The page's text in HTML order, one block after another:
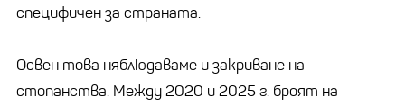
специфичен за страната.
Освен това няблюдаваме и закриване на
стопанства. Между 2020 и 2025 г. броят на